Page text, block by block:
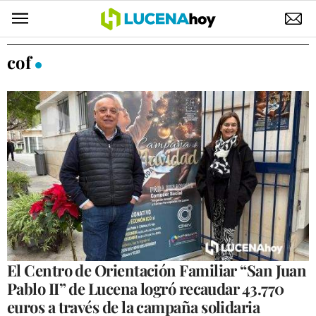
POLÍTICA
ELECCIONES
SUCESOS
ECONOMÍA
DESARROLLO LOCAL
LUCENA EMPRESAS
OCIO
COFRADÍAS
cof
El Centro de Orientación Familiar “San Juan
Pablo II” de Lucena logró recaudar 43.770
euros a través de la campaña solidaria